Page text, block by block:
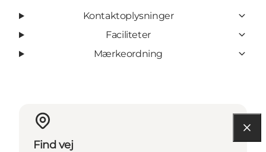
Kontaktoplysninger
Faciliteter
Mærkeordning
Find vej